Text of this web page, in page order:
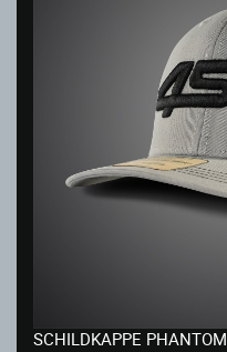
SCHILDKAPPE PHANTOM